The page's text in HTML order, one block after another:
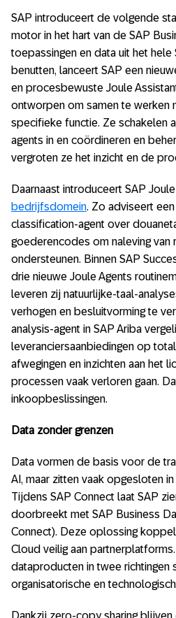
SAP introduceert de volgende
motor in het hart van de SAP
toepassingen en data uit het
benutten, lanceert SAP een
en procesbewuste Joule
ontworpen om samen te werken
specifieke functie. Ze schakelen
agents in en coördineren en
vergroten ze het inzicht en de
Daarnaast introduceert SAP
bedrijfsdomein. Zo adviseert
classification-agent over
goederencodes om naleving van
ondersteunen. Binnen SAP
drie nieuwe Joule Agents
leveren zij natuurlijke-taal-
verhogen en besluitvorming te
analysis-agent in SAP Ariba
leveranciersaanbiedingen op
afwegingen en inzichten aan het
processen vaak verloren gaan.
inkoopbeslissingen.
Data zonder grenzen
Data vormen de basis voor de
AI, maar zitten vaak opgesloten
Tijdens SAP Connect laat SAP
doorbreekt met SAP Business
Connect). Deze oplossing
Cloud veilig aan
dataproducten in twee richtingen
organisatorische en
Dankzij zero-copy sharing